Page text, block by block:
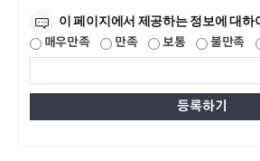
이 페이지에서 제공하는 정보에 대하
매우만족 만족 보통 불만족